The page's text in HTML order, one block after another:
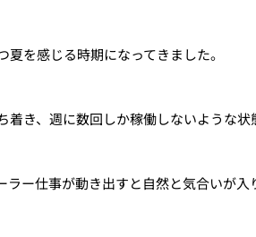
を感じる時期になってきました。
き、週に数回しか稼働しないような状
ー仕事が動き出すと自然と気合いが入